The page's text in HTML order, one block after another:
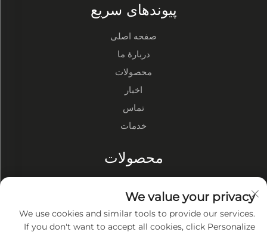
پیوندهای سریع
صفحه اصلی
دربارهٔ ما
محصولات
اخبار
تماس
خدمات
محصولات
کارگاه‌های سازه فولادی
ساختمان‌های سازه فولادی
We value your privacy
We use cookies and similar tools to provide our services.
If you don't want to accept all cookies, click Personalize